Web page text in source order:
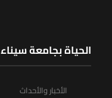
الحياة بجامعة سيناء
الأخبار والأحداث